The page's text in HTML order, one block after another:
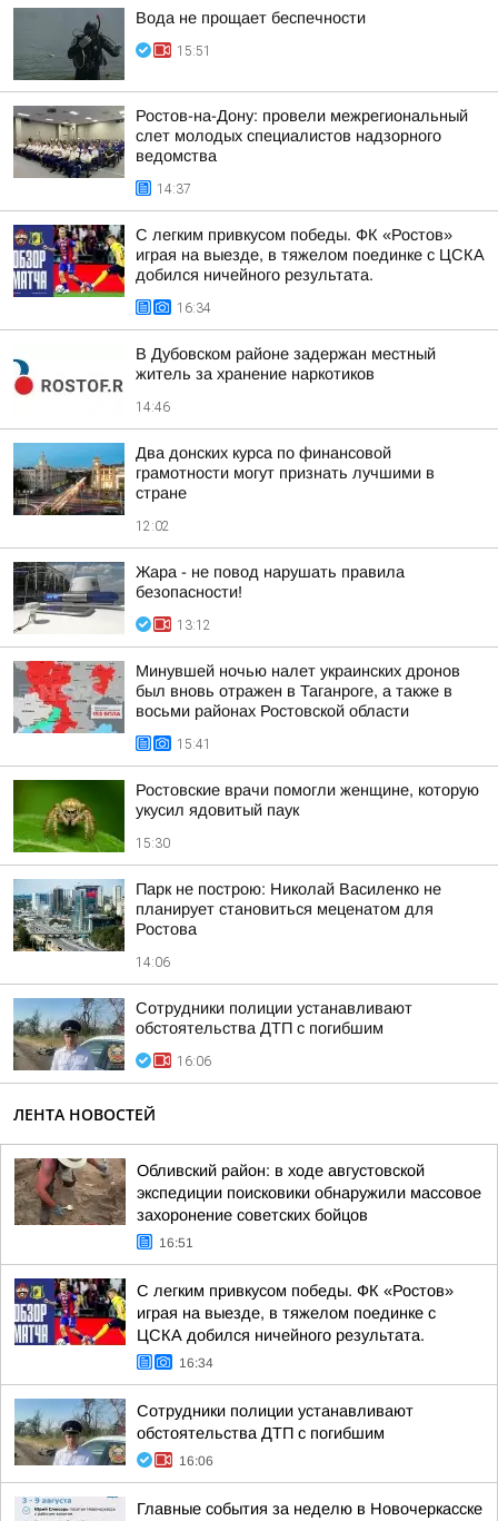
Вода не прощает беспечности
15:51
Ростов-на-Дону: провели межрегиональный
слет молодых специалистов надзорного
ведомства
14:37
С легким привкусом победы. ФК «Ростов»
играя на выезде, в тяжелом поединке с ЦСКА
добился ничейного результата.
16:34
В Дубовском районе задержан местный
житель за хранение наркотиков
14:46
Два донских курса по финансовой
грамотности могут признать лучшими в
стране
12:02
Жара - не повод нарушать правила
безопасности!
13:12
Минувшей ночью налет украинских дронов
был вновь отражен в Таганроге, а также в
восьми районах Ростовской области
15:41
Ростовские врачи помогли женщине, которую
укусил ядовитый паук
15:30
Парк не построю: Николай Василенко не
планирует становиться меценатом для
Ростова
14:06
Сотрудники полиции устанавливают
обстоятельства ДТП с погибшим
16:06
ЛЕНТА НОВОСТЕЙ
Обливский район: в ходе августовской
экспедиции поисковики обнаружили массовое
захоронение советских бойцов
16:51
С легким привкусом победы. ФК «Ростов»
играя на выезде, в тяжелом поединке с
ЦСКА добился ничейного результата.
16:34
Сотрудники полиции устанавливают
обстоятельства ДТП с погибшим
16:06
Главные события за неделю в Новочеркасске